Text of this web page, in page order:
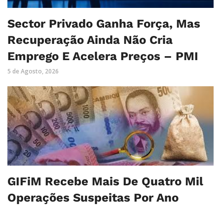
Sector Privado Ganha Força, Mas
Recuperação Ainda Não Cria
Emprego E Acelera Preços – PMI
5 de Agosto, 2026
GIFiM Recebe Mais De Quatro Mil
Operações Suspeitas Por Ano